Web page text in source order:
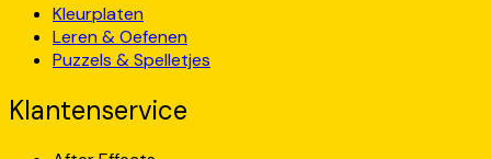
Kleurplaten
Leren & Oefenen
Puzzels & Spelletjes
Klantenservice